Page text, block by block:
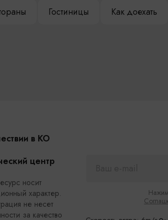
Гостиницы Как доехать
в КО
центр
носит
характер.
не несет
за качество